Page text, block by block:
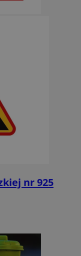
nr 925